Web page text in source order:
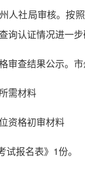
州人社局审核。按
询认证情况进一
格审查结果公示。
需材料
资格初审材料
试报名表》1份。